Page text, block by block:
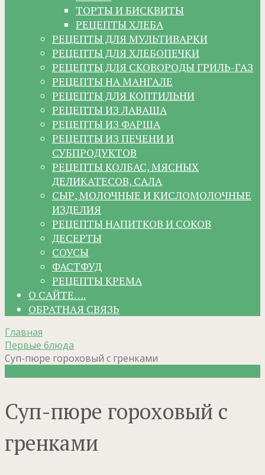
ТОРТЫ И БИСКВИТЫ
РЕЦЕПТЫ ХЛЕБА
РЕЦЕПТЫ ДЛЯ МУЛЬТИВАРКИ
РЕЦЕПТЫ ДЛЯ ХЛЕБОПЕЧКИ
РЕЦЕПТЫ ДЛЯ СКОВОРОДЫ ГРИЛЬ-ГАЗ
РЕЦЕПТЫ НА МАНГАЛЕ
РЕЦЕПТЫ ДЛЯ КОПТИЛЬНИ
РЕЦЕПТЫ ИЗ ЛАВАША
РЕЦЕПТЫ ИЗ ФАРША
РЕЦЕПТЫ ИЗ ПЕЧЕНИ И
СУБПРОДУКТОВ
РЕЦЕПТЫ КОЛБАС, МЯСНЫХ
ДЕЛИКАТЕСОВ, САЛА
СЫР, МОЛОЧНЫЕ И КИСЛОМОЛОЧНЫЕ
ИЗДЕЛИЯ
РЕЦЕПТЫ НАПИТКОВ И СОКОВ
ДЕСЕРТЫ
СОУСЫ
ФАСТФУД
РЕЦЕПТЫ КРЕМА
О САЙТЕ….
ОБРАТНАЯ СВЯЗЬ
Главная
Первые блюда
Суп-пюре гороховый с гренками
Суп-пюре гороховый с
гренками